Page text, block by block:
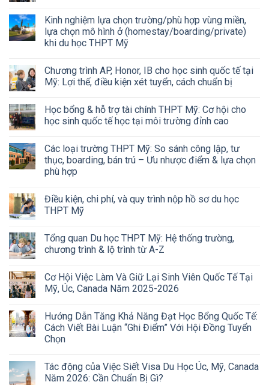
Kinh nghiệm lựa chọn trường/phù hợp vùng miền,
lựa chọn mô hình ở (homestay/boarding/private)
khi du học THPT Mỹ
Chương trình AP, Honor, IB cho học sinh quốc tế tại
Mỹ: Lợi thế, điều kiện xét tuyển, cách chuẩn bị
Học bổng & hỗ trợ tài chính THPT Mỹ: Cơ hội cho
học sinh quốc tế học tại môi trường đỉnh cao
Các loại trường THPT Mỹ: So sánh công lập, tư
thục, boarding, bán trú – Ưu nhược điểm & lựa chọn
phù hợp
Điều kiện, chi phí, và quy trình nộp hồ sơ du học
THPT Mỹ
Tổng quan Du học THPT Mỹ: Hệ thống trường,
chương trình & lộ trình từ A-Z
Cơ Hội Việc Làm Và Giữ Lại Sinh Viên Quốc Tế Tại
Mỹ, Úc, Canada Năm 2025-2026
Hướng Dẫn Tăng Khả Năng Đạt Học Bổng Quốc Tế:
Cách Viết Bài Luận “Ghi Điểm” Với Hội Đồng Tuyển
Chọn
Tác động của Việc Siết Visa Du Học Úc, Mỹ, Canada
Năm 2026: Cần Chuẩn Bị Gì?